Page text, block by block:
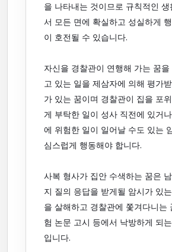
을 나타내는 것이므로 규칙적인 생
서 모든 면에 확실하고 성실하게
이 호전될 수 있습니다.
자신을 경찰관이 연행해 가는 꿈
고 있는 일을 제삼자에 의해 평가
가 있는 꿈이며 경찰관이 집을 포
게 부탁한 일이 성사 직전에 있거
에 위험한 일이 일어날 수도 있는
심스럽게 행동해야 합니다.
사복 형사가 집안 수색하는 꿈은
지 질의 응답을 받게될 암시가 있
을 살해하고 경찰관에 쫓겨다니는
험 논문 고시 등에서 낙방하게 되
입니다.